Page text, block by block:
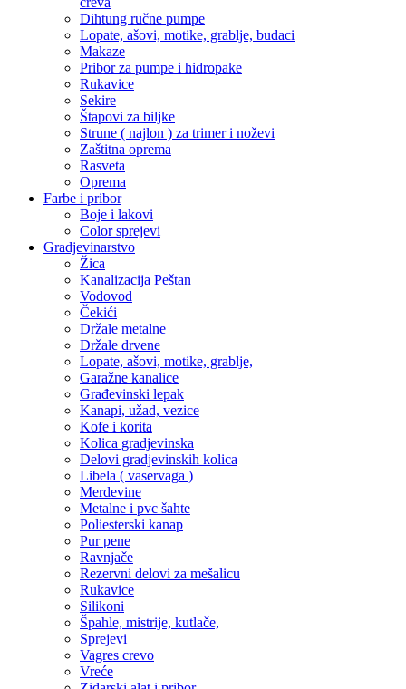
Dihtung ručne pumpe
Lopate, ašovi, motike, grablje, budaci
Makaze
Pribor za pumpe i hidropake
Rukavice
Sekire
Štapovi za biljke
Strune ( najlon ) za trimer i noževi
Zaštitna oprema
Rasveta
Oprema
Farbe i pribor
Boje i lakovi
Color sprejevi
Gradjevinarstvo
Žica
Kanalizacija Peštan
Vodovod
Čekići
Držale metalne
Držale drvene
Lopate, ašovi, motike, grablje,
Garažne kanalice
Građevinski lepak
Kanapi, užad, vezice
Kofe i korita
Kolica gradjevinska
Delovi gradjevinskih kolica
Libela ( vaservaga )
Merdevine
Metalne i pvc šahte
Poliesterski kanap
Pur pene
Ravnjače
Rezervni delovi za mešalicu
Rukavice
Silikoni
Špahle, mistrije, kutlače,
Sprejevi
Vagres crevo
Vreće